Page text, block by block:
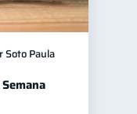
Soto Paula